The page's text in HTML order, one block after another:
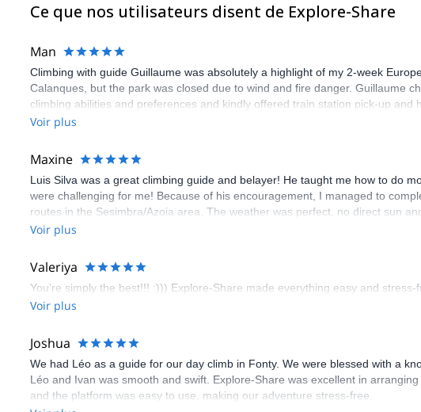
Ce que nos utilisateurs disent de Explore-Share
Man
Climbing with guide Guillaume was absolutely a highlight of my 2-week
Calanques, but the park was closed due to wind and fire danger. Guillaume
climbing abilities and preferences and kindly offered train station pick-up
route we did was not only fun but also the right amount of challenge, which I
Voir plus
Maxine
Luis Silva was a great climbing guide and belayer! He taught me how to do
were challenging for me! Because of his encouragement, I managed to
routes in the Sesimbra/Azoia area. The weather was perfect, no direct sun
booking an outdoor climbing experience in Lisbon extremely easy. Luis, our
Voir plus
Valeriya
You’re simply the best!!! :))) Explore-Share made everything easy and stress-
Voir plus
Joshua
We had Léo as a guide for our day climb in Fonty. We were blessed with a
Léo and Ivan was smooth and swift. Explore-Share was excellent in
and the platform was easy to use, making our adventure stress-free.